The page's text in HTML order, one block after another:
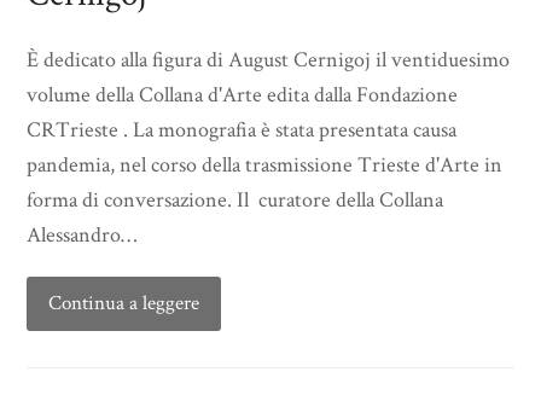
È dedicato alla figura di August Cernigoj il ventiduesimo
volume della Collana d'Arte edita dalla Fondazione
CRTrieste . La monografia è stata presentata causa
pandemia, nel corso della trasmissione Trieste d'Arte in
forma di conversazione. Il curatore della Collana
Alessandro…
Continua a leggere